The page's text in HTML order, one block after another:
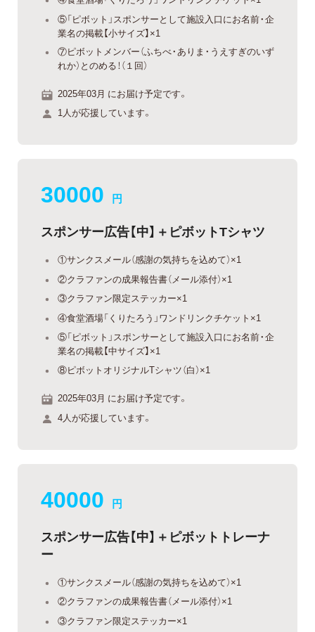
⑤「ピボット」スポンサーとして施設入口にお名前・企
業名の掲載【小サイズ】×1
⑦ピボットメンバー（ふちべ・ありま・うえすぎのいず
れか）とのめる！（１回）
2025年03月 にお届け予定です。
1人が応援しています。
30000 円
スポンサー広告【中】＋ピボットTシャツ
①サンクスメール（感謝の気持ちを込めて）×1
②クラファンの成果報告書（メール添付）×1
③クラファン限定ステッカー×1
④食堂酒場「くりたろう」ワンドリンクチケット×1
⑤「ピボット」スポンサーとして施設入口にお名前・企
業名の掲載【中サイズ】×1
⑧ピボットオリジナルTシャツ（白）×1
2025年03月 にお届け予定です。
4人が応援しています。
40000 円
スポンサー広告【中】＋ピボットトレーナ
ー
①サンクスメール（感謝の気持ちを込めて）×1
②クラファンの成果報告書（メール添付）×1
③クラファン限定ステッカー×1